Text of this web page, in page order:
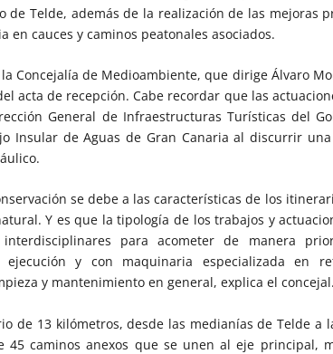
de Telde, además de la realización de las mejoras
en cauces y caminos peatonales asociados.
Concejalía de Medioambiente, que dirige Álvaro
acta de recepción. Cabe recordar que las
General de Infraestructuras Turísticas del
Insular de Aguas de Gran Canaria al discurrir
se debe a las características de los
Y es que la tipología de los trabajos y
para acometer de manera
ejecución y con maquinaria especializada en
y mantenimiento en general, explica el concejal.
de 13 kilómetros, desde las medianías de Telde a
45 caminos anexos que se unen al eje principal,